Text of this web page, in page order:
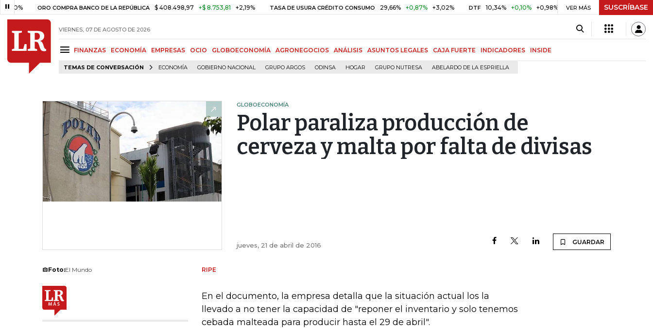
ORO COMPRA BANCO DE LA REPÚBLICA $ 408.498,97 +$ 8.753,81 +2,19% TASA DE USURA CRÉDITO CONSUMO 29,66% +0,87% +3,02% DTF 10,34% +0,10% +0,98% UVR $ 416,96 +$ 0,05 +0,01%
VER MÁS SUSCRÍBASE
VIERNES, 07 DE AGOSTO DE 2026
FINANZAS ECONOMÍA EMPRESAS OCIO GLOBOECONOMÍA AGRONEGOCIOS ANÁLISIS ASUNTOS LEGALES CAJA FUERTE INDICADORES INSIDE
TEMAS DE CONVERSACIÓN ECONOMÍA GOBIERNO NACIONAL GRUPO ARGOS ODINSA HOGAR GRUPO NUTRESA ABELARDO DE LA ESPRIELLA
GLOBOECONOMÍA
Polar paraliza producción de
cerveza y malta por falta de divisas
jueves, 21 de abril de 2016 GUARDAR
Foto:El Mundo RIPE
En el documento, la empresa detalla que la situación actual los la
llevado a no tener la capacidad de "reponer el inventario y solo tenemos
cebada malteada para producir hasta el 29 de abril".